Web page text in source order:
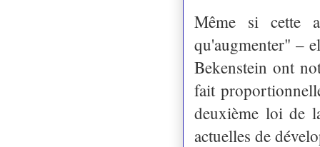
Même si cette
qu'augmenter" –
Bekenstein ont
fait
deuxième loi de
actuelles de